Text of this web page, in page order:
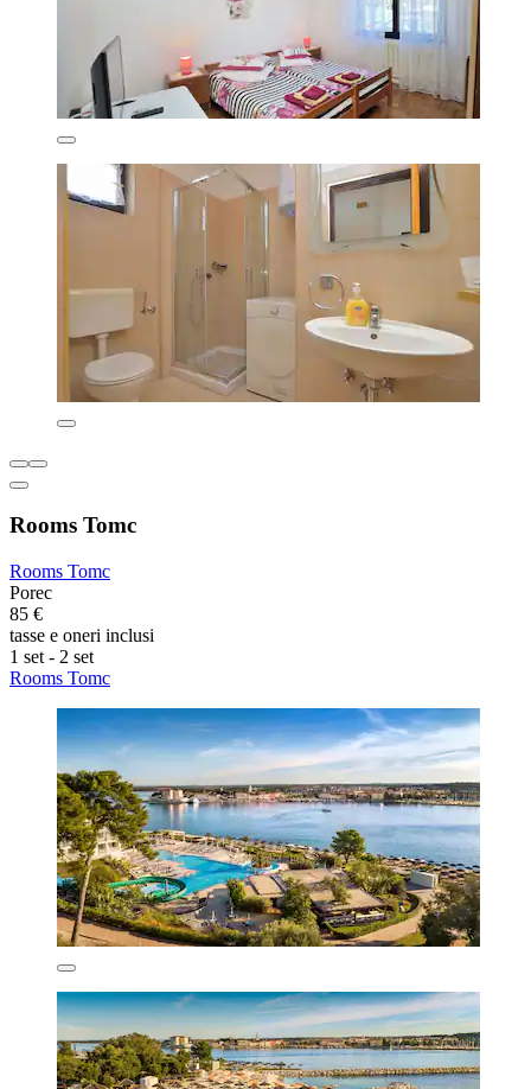
Rooms Tomc
Rooms Tomc
Porec
85 €
tasse e oneri inclusi
1 set - 2 set
Rooms Tomc